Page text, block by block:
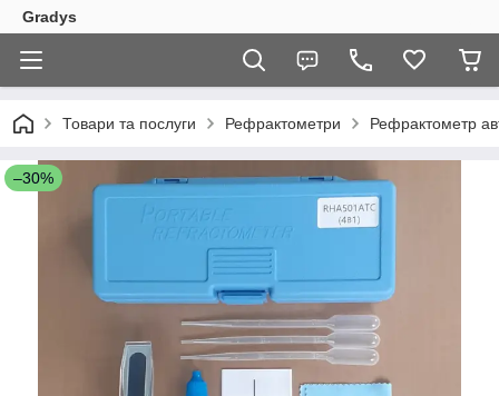
Gradys
Товари та послуги Рефрактометри Рефрактометр
–30%